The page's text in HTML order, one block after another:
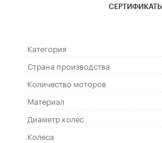
СЕРТИФИКАТЫ
Категория
Страна производства
Количество моторов
Материал
Диаметр колес
Колеса